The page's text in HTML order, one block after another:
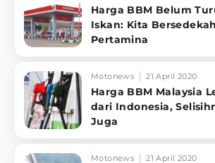
Harga BBM Belum
Iskan: Kita
Pertamina
Motonews 21 April 2020
Harga BBM Malaysia
dari Indonesia,
Juga
Motonews 21 April 2020